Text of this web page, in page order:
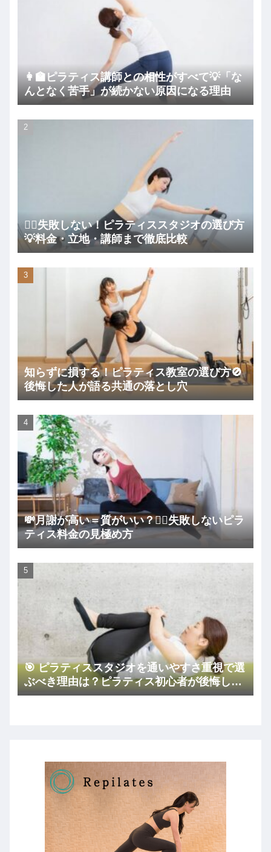
👩‍🏫ピラティス講師との相性がすべて💡「な
んとなく苦手」が続かない原因になる理由
🧘‍♀️失敗しない！ピラティススタジオの選び方
💡料金・立地・講師まで徹底比較
知らずに損する！ピラティス教室の選び方🚫
後悔した人が語る共通の落とし穴
💸月謝が高い＝質がいい？🧘‍♀️失敗しないピラ
ティス料金の見極め方
🎯 ピラティススタジオを通いやすさ重視で選
ぶべき理由は？ピラティス初心者が後悔しな
いコツ🏠